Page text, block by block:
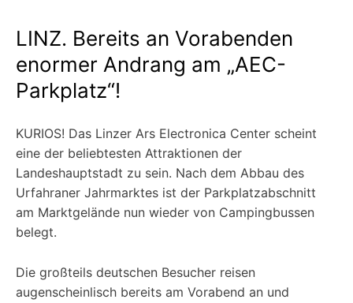
LINZ. Bereits an Vorabenden
enormer Andrang am „AEC-
Parkplatz“!
KURIOS! Das Linzer Ars Electronica Center scheint
eine der beliebtesten Attraktionen der
Landeshauptstadt zu sein. Nach dem Abbau des
Urfahraner Jahrmarktes ist der Parkplatzabschnitt
am Marktgelände nun wieder von Campingbussen
belegt.
Die großteils deutschen Besucher reisen
augenscheinlisch bereits am Vorabend an und